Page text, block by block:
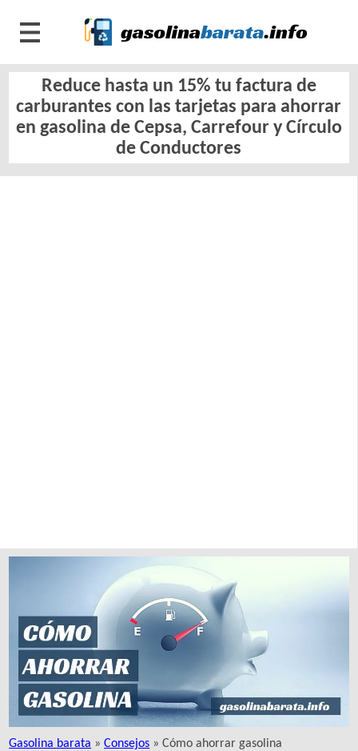
Reduce hasta un 15% tu factura de
carburantes con las tarjetas para ahorrar
en gasolina de Cepsa, Carrefour y Círculo
de Conductores
Gasolina barata »Consejos » Cómo ahorrar gasolina